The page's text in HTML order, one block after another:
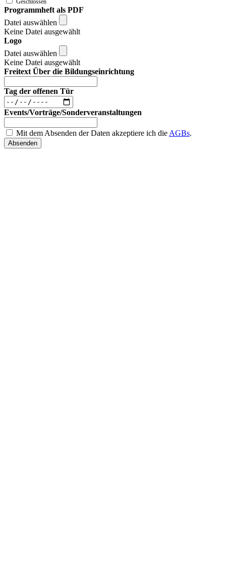
Programmheft als PDF
Datei auswählen
Keine Datei ausgewählt
Logo
Datei auswählen
Keine Datei ausgewählt
Freitext Über die Bildungseinrichtung
Tag der offenen Tür
Events/Vorträge/Sonderveranstaltungen
Mit dem Absenden der Daten akzeptiere ich die AGBs.
Absenden